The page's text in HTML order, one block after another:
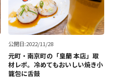
公開日:2022/11/28
元町・南京町の「皇蘭 本店」取
材レポ。冷めてもおいしい焼き小
籠包に舌鼓